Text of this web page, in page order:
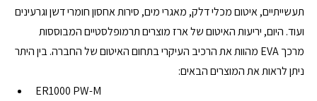
תעשייתיים, איטום מכלי דלק, מאגרי מים, סירות אחסון חומרי דשן וגרעינים
ועוד. היום, יריעות האיטום של ארז מוצרים תרמופלסטיים המבוססות
מרכך EVA מהוות את הרכיב העיקרי בתחום האיטום של החברה. בין היתר
ניתן לראות את המוצרים הבאים:
ER1000 PW-M